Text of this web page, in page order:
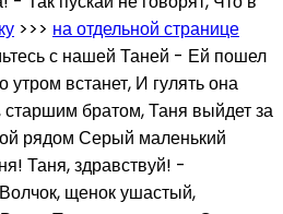
>>> на отдельной странице
с нашей Таней - Ей пошел
утром встанет, И гулять она
братом, Таня выйдет за
рядом Серый маленький
Таня, здравствуй! -
щенок ушастый,